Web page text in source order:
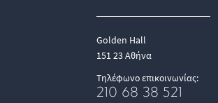
Golden Hall
151 23 Αθήνα
Τηλέφωνο επικοινωνίας:
210 68 38 521